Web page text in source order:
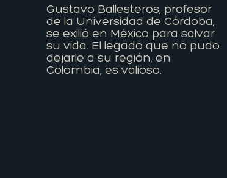
Gustavo Ballesteros, profesor
de la Universidad de Córdoba,
se exilió en México para salvar
su vida. El legado que no pudo
dejarle a su región, en
Colombia, es valioso.